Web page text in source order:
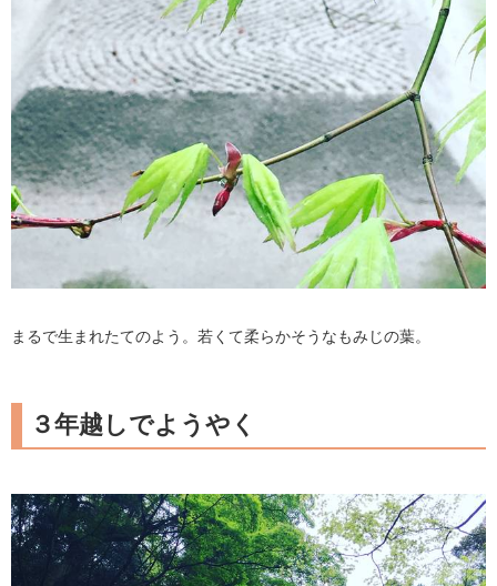
まるで生まれたてのよう。若くて柔らかそうなもみじの葉。
３年越しでようやく